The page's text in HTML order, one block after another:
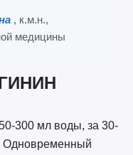
, к.м.н.,
медицины
300 мл воды, за 30-
Одновременный